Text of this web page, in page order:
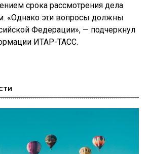
срока рассмотрения дела
«Однако эти вопросы должны
Федерации», — подчеркнул
ИТАР-ТАСС.